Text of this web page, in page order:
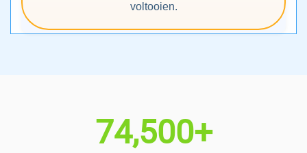
voltooien.
74,500+